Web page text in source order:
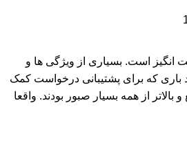
است. بسیاری از ویژگی ها و
باری که برای پشتیبانی درخواست کمک
بالاتر از همه بسیار صبور بودند. واقعا